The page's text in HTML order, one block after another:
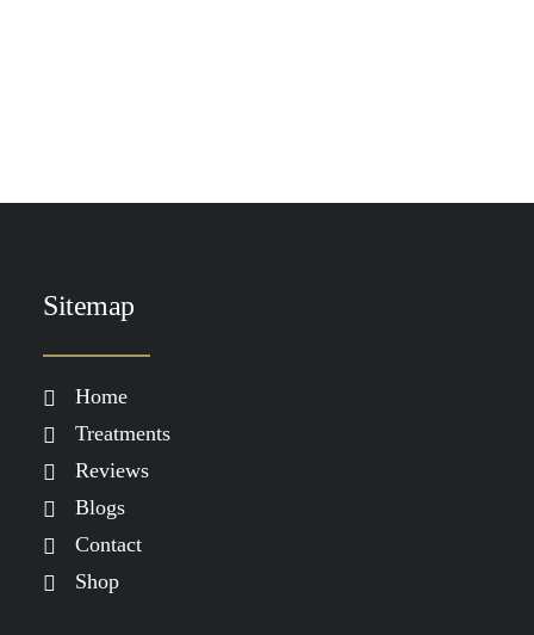
Sitemap
Home
Treatments
Reviews
Blogs
Contact
Shop